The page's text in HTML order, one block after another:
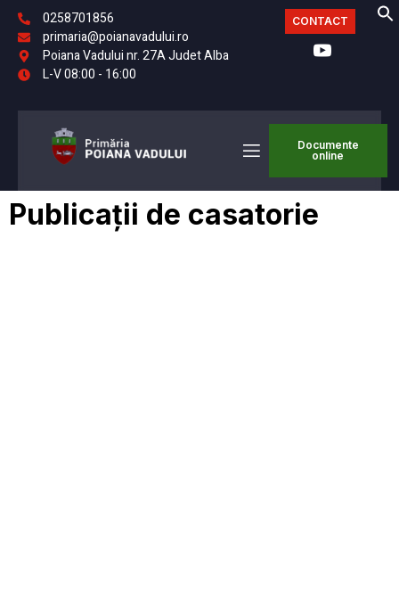
0258701856
primaria@poianavadului.ro
Poiana Vadului nr. 27A Judet Alba
L-V 08:00 - 16:00
CONTACT
Documente
online
Publicații de casatorie